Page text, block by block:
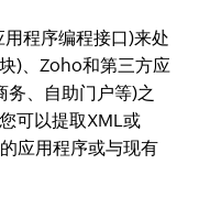
程序编程接口)来处
)、Zoho和第三方应
务、自助门户等)之
可以提取XML或
应用程序或与现有